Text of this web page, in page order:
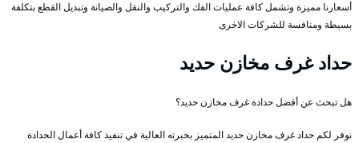
أسعارنا مميزة وتشمل كافة عمليات الفك والتركيب والنقل والصيانة وتبديل القطع بتكلفة
بسيطة ومنافسة للشركات الاخرى
حداد غرف مخازن حديد
هل تبحث عن أفضل حدادة غرف مخازن حديد؟
نوفر لكم حداد غرف مخازن حديد المتميز بخبرته العالية في تنفيذ كافة أعمال الحدادة